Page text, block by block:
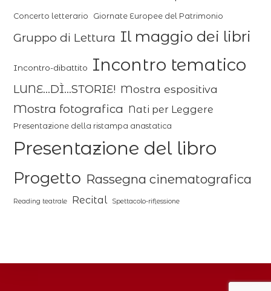
Concerto letterario Giornate Europee del Patrimonio
Gruppo di Lettura Il maggio dei libri
Incontro-dibattito Incontro tematico
LUNE...DÌ...STORIE! Mostra espositiva
Mostra fotografica Nati per Leggere
Presentazione della ristampa anastatica
Presentazione del libro
Progetto Rassegna cinematografica
Reading teatrale Recital Spettacolo-riflessione